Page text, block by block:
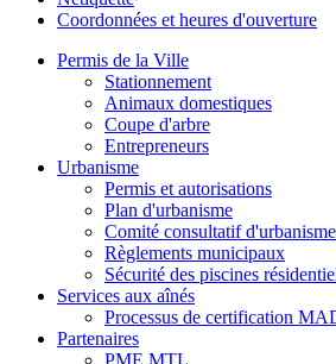
Coordonnées et heures d'ouverture
Permis de la Ville
Stationnement
Animaux domestiques
Coupe d'arbre
Entrepreneurs
Urbanisme
Permis et autorisations
Plan d'urbanisme
Comité consultatif
Règlements municipaux
Sécurité des piscines
Services aux aînés
Processus de certification
Partenaires